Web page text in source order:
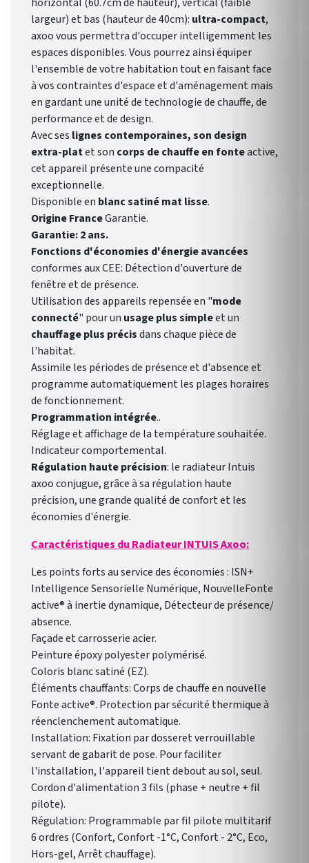
largeur) et bas (hauteur de 40cm): ultra-compact,
axoo vous permettra d'occuper intelligemment les
espaces disponibles. Vous pourrez ainsi équiper
l'ensemble de votre habitation tout en faisant face
à vos contraintes d'espace et d'aménagement mais
en gardant une unité de technologie de chauffe, de
performance et de design.
Avec ses lignes contemporaines, son design
extra-platet son corps de chauffe en fonteactive,
cet appareil présente une compacité
exceptionnelle.
Disponible en blanc satiné mat lisse.
Origine FranceGarantie.
Garantie: 2 ans.
Fonctions d'économies d'énergie avancées
conformes aux CEE: Détection d'ouverture de
fenêtre et de présence.
Utilisation des appareils repensée en "mode
connecté" pour un usage plus simpleet un
chauffage plus précisdans chaque pièce de
l'habitat.
Assimile les périodes de présence et d'absence et
programme automatiquement les plages horaires
de fonctionnement.
Programmation intégrée..
Réglage et affichage de la température souhaitée.
Indicateur comportemental.
Régulation haute précision: le radiateur Intuis
axoo conjugue, grâce à sa régulation haute
précision, une grande qualité de confort et les
économies d'énergie.
Caractéristiques du Radiateur INTUIS Axoo:
Les points forts au service des économies : ISN+
Intelligence Sensorielle Numérique, NouvelleFonte
active® à inertie dynamique, Détecteur de présence/
absence.
Façade et carrosserie acier.
Peinture époxy polyester polymérisé.
Coloris blanc satiné (EZ).
Éléments chauffants: Corps de chauffe en nouvelle
Fonte active®. Protection par sécurité thermique à
réenclenchement automatique.
Installation: Fixation par dosseret verrouillable
servant de gabarit de pose. Pour faciliter
l'installation, l'appareil tient debout au sol, seul.
Cordon d'alimentation 3 fils (phase + neutre + fil
pilote).
Régulation: Programmable par fil pilote multitarif
6 ordres (Confort, Confort -1°C, Confort - 2°C, Eco,
Hors-gel, Arrêt chauffage).